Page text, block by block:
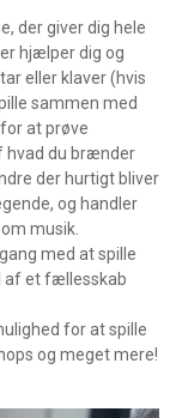
der giver dig hele
hjælper dig og
eller klaver (hvis
sammen med
at prøve
hvad du brænder
der hurtigt bliver
og handler
musik.
med at spille
af et fællesskab
for at spille
og meget mere!